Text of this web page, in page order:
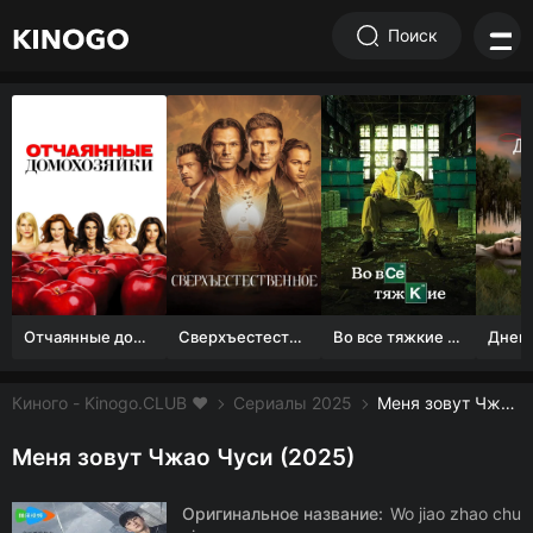
Поиск
Отчаянные домохозяйки (1 сезон) Сверхъестественное Во все тяжкие 1-5 сезон
Киного - Kinogo.CLUB ❤️ Сериалы 2025 Меня зовут Чжао Чуси смотреть онлайн бесплатно
Меня зовут Чжао Чуси (2025)
Оригинальное название: Wo jiao zhao chu